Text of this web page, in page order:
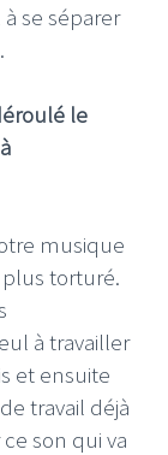
se séparer
le
musique
torturé.
à travailler
et ensuite
travail déjà
son qui va